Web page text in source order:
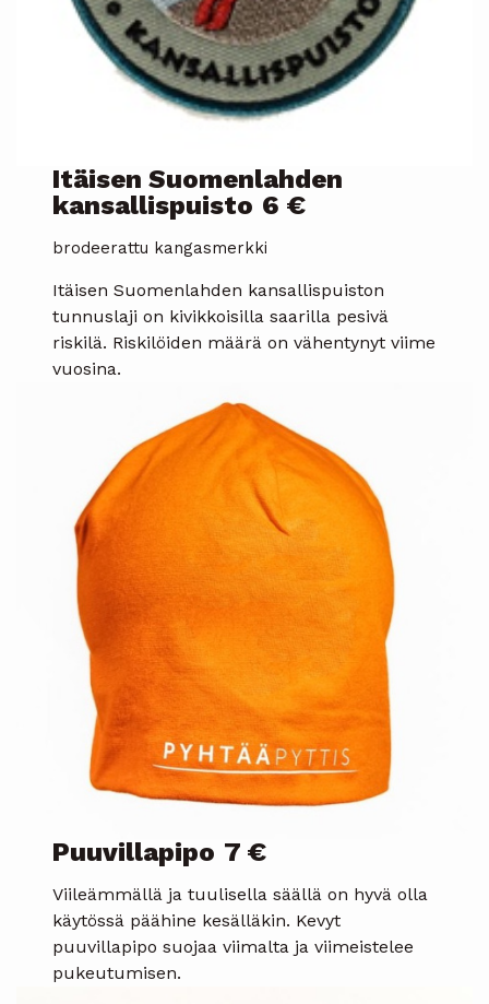
Itäisen Suomenlahden
kansallispuisto 6 €
brodeerattu kangasmerkki
Itäisen Suomenlahden kansallispuiston
tunnuslaji on kivikkoisilla saarilla pesivä
riskilä. Riskilöiden määrä on vähentynyt viime
vuosina.
Puuvillapipo 7 €
Viileämmällä ja tuulisella säällä on hyvä olla
käytössä päähine kesälläkin. Kevyt
puuvillapipo suojaa viimalta ja viimeistelee
pukeutumisen.